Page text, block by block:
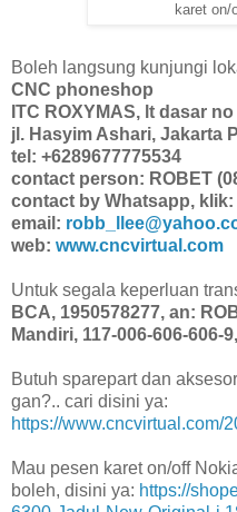
karet on/
Boleh langsung kunjungi
CNC phoneshop
ITC ROXYMAS, lt dasar no
jl. Hasyim Ashari, Jakarta
tel: +6289677775534
contact person: ROBET
contact by Whatsapp, klik:
email:
web: www.cncvirtual.com
Untuk segala keperluan
BCA, 1950578277, an:
Mandiri, 117-006-606-606-
Butuh sparepart dan
gan?.. cari disini ya:
https://www.cncvirtual.com/
Mau pesen karet on/off
boleh, disini ya: https://